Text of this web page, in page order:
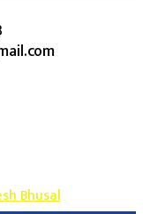
Bhusal